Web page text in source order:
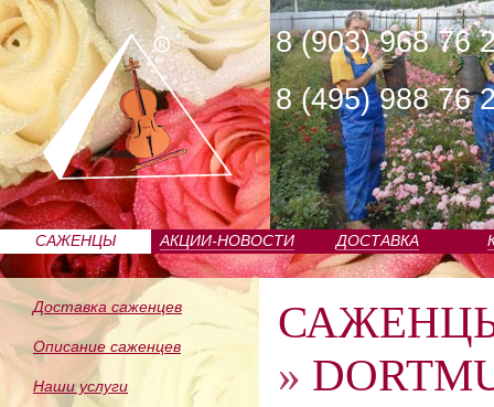
8 (903) 968 76
8 (495) 988 76
САЖЕНЦЫ
ПИТОМНИКА
АКЦИИ-НОВОСТИ ДОСТАВКА
Доставка саженцев
Описание саженцев
Наши услуги
»